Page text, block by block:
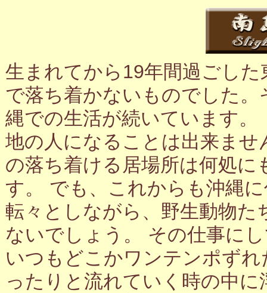
生まれてから19年間過ごし
で落ち着かないものでした
縄での生活が続いています
地の人になることは出来ま
の落ち着ける居場所は何処
す。 でも、これからも沖縄
転々としながら、野生動物
ないでしょう。 その仕事に
いつもどこかワンテンポず
ったりと流れていく時の中